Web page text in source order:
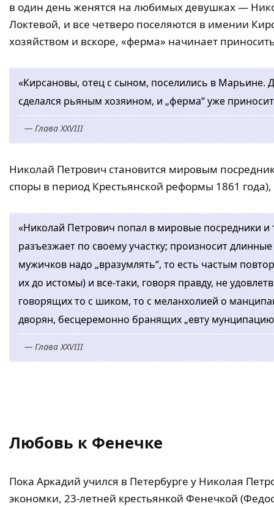
в один день женятся на любимых девушках —
Локтевой, и все четверо поселяются в имении
хозяйством и вскоре, «ферма» начинает
«Кирсановы, отец с сыном, поселились в Марьине.
сделался рьяным хозяином, и „ферма“ уже
— Глава XXVIII
Николай Петрович становится мировым
споры в период Крестьянской реформы 1861
«Николай Петрович попал в мировые посредники и
разъезжает по своему участку; произносит
мужичков надо „вразумлять“, то есть частым
их до истомы) и все-таки, говоря правду, не
говорящих то с шиком, то с меланхолией о
дворян, бесцеремонно бранящих „евту
— Глава XXVIII
Любовь к Фенечке
Пока Аркадий учился в Петербурге у Николая
экономки, 23-летней крестьянкой Фенечкой